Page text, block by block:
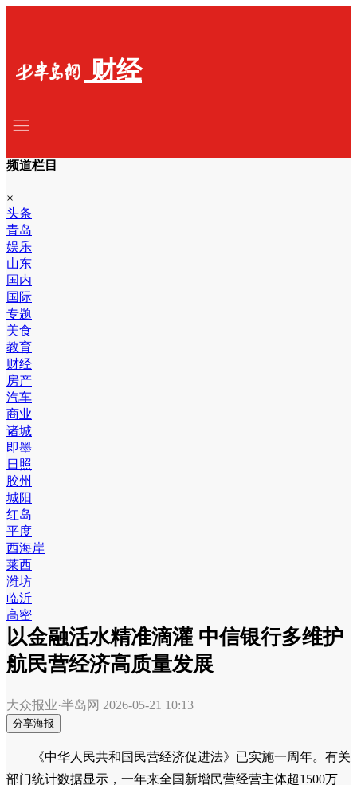
财经
频道栏目
×
头条
青岛
娱乐
山东
国内
国际
专题
美食
教育
财经
房产
汽车
商业
诸城
即墨
日照
胶州
城阳
红岛
平度
西海岸
莱西
潍坊
临沂
高密
以金融活水精准滴灌 中信银行多维护
航民营经济高质量发展
大众报业·半岛网 2026-05-21 10:13
分享海报
《中华人民共和国民营经济促进法》已实施一周年。有关
部门统计数据显示，一年来全国新增民营经营主体超1500万